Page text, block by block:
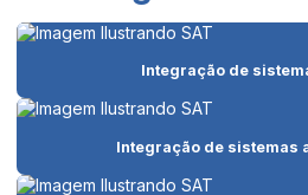
Automação de máquinas e
Automação de máquinas industriais
Integração de
Integração de sistemas